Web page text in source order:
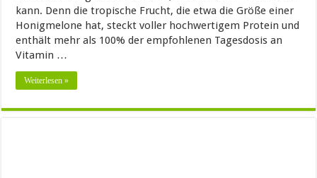
kann. Denn die tropische Frucht, die etwa die Größe einer
Honigmelone hat, steckt voller hochwertigem Protein und
enthält mehr als 100% der empfohlenen Tagesdosis an
Vitamin …
Weiterlesen »